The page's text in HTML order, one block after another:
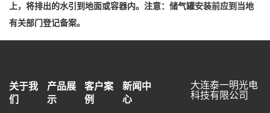
上，将排出的水引到地面或容器内。注意：储气罐安装前应到当地
有关部门登记备案。
关于我
们
产品展
示
客户案
例
新闻中
心
大连泰一明光电
科技有限公司